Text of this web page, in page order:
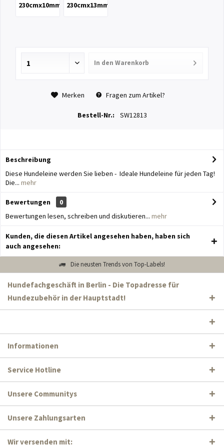
230cmx10mm 230cmx13mm
In den Warenkorb
Merken Fragen zum Artikel?
Bestell-Nr.: SW12813
Beschreibung
Diese Hundeleine werden Sie lieben - Ideale Hundeleine für jeden Tag!
Die... mehr
Bewertungen
0
Bewertungen lesen, schreiben und diskutieren... mehr
Kunden, die diesen Artikel angesehen haben, haben sich
auch angesehen:
Die neusten Trends von Top-Labels!
Hundefachgeschäft in Berlin - Die Topadresse für
Hundezubehör in der Hauptstadt!
Informationen
Service Hotline
Unsere Communitys
Unsere Zahlungsarten
Wir versenden mit: